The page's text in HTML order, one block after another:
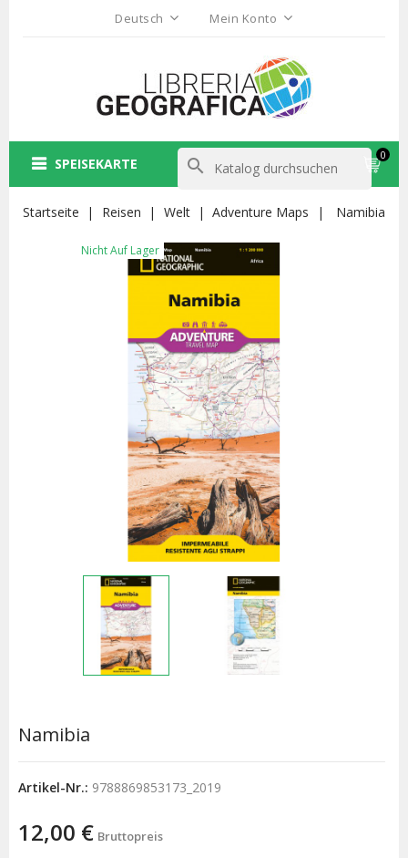
Deutsch Mein Konto
0
SPEISEKARTE search
Startseite Reisen Welt Adventure Maps Namibia
Nicht Auf Lager
Namibia
Artikel-Nr.: 9788869853173_2019
12,00 € Bruttopreis